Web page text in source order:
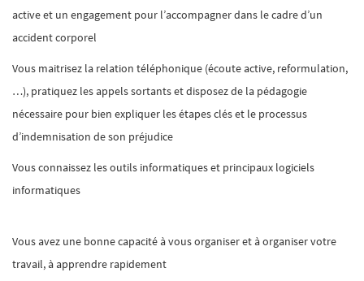
active et un engagement pour l’accompagner dans le cadre d’un
accident corporel
Vous maitrisez la relation téléphonique (écoute active, reformulation,
…), pratiquez les appels sortants et disposez de la pédagogie
nécessaire pour bien expliquer les étapes clés et le processus
d’indemnisation de son préjudice
Vous connaissez les outils informatiques et principaux logiciels
informatiques
Vous avez une bonne capacité à vous organiser et à organiser votre
travail, à apprendre rapidement